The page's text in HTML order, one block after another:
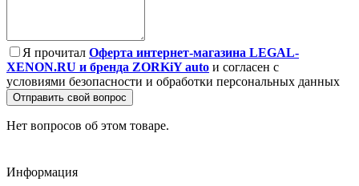
Я прочитал Оферта интернет-магазина LEGAL-
XENON.RU и бренда ZORKiY auto и согласен с
условиями безопасности и обработки персональных данных
Отправить свой вопрос
Нет вопросов об этом товаре.
Информация